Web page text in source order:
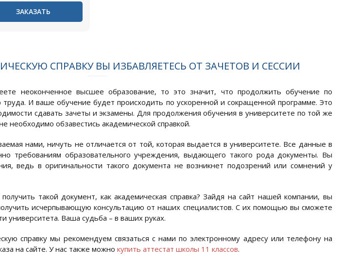
ЗАКАЗАТЬ
СПРАВКУ ВЫ ИЗБАВЛЯЕТЕСЬ ОТ ЗАЧЕТОВ И СЕССИИ
неоконченное высшее образование, то это значит, что продолжить обучение по
труда. И ваше обучение будет происходить по ускоренной и сокращенной программе. Это
сдавать зачеты и экзамены. Для продолжения обучения в университете по той же
необходимо обзавестись академической справкой.
нами, ничуть не отличается от той, которая выдается в университете. Все данные в
требованиям образовательного учреждения, выдающего такого рода документы. Вы
ведь в оригинальности такого документа не возникнет подозрений или сомнений у
такой документ, как академическая справка? Зайдя на сайт нашей компании, вы
исчерпывающую консультацию от наших специалистов. С их помощью вы сможете
университета. Ваша судьба – в ваших руках.
справку мы рекомендуем связаться с нами по электронному адресу или телефону на
на сайте. У нас также можно купить аттестат школы 11 классов.